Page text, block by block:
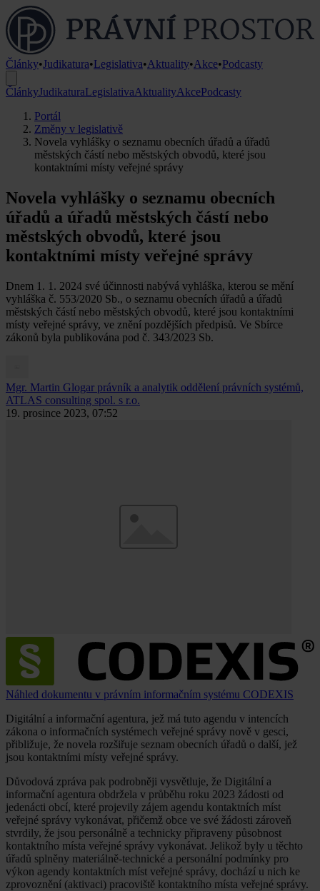
Články•Judikatura•Legislativa•Aktuality•Akce•Podcasty
ČlánkyJudikaturaLegislativaAktualityAkcePodcasty
Portál
Změny v legislativě
Novela vyhlášky o seznamu obecních úřadů a úřadů
městských částí nebo městských obvodů, které jsou
kontaktními místy veřejné správy
Novela vyhlášky o seznamu obecních
úřadů a úřadů městských částí nebo
městských obvodů, které jsou
kontaktními místy veřejné správy
Dnem 1. 1. 2024 své účinnosti nabývá vyhláška, kterou se mění
vyhláška č. 553/2020 Sb., o seznamu obecních úřadů a úřadů
městských částí nebo městských obvodů, které jsou kontaktními
místy veřejné správy, ve znění pozdějších předpisů. Ve Sbírce
zákonů byla publikována pod č. 343/2023 Sb.
Mgr. Martin Glogar právník a analytik oddělení právních systémů,
ATLAS consulting spol. s r.o.
19. prosince 2023, 07:52
Náhled dokumentu v právním informačním systému CODEXIS
Digitální a informační agentura, jež má tuto agendu v intencích
zákona o informačních systémech veřejné správy nově v gesci,
přibližuje, že novela rozšiřuje seznam obecních úřadů o další, jež
jsou kontaktními místy veřejné správy.
Důvodová zpráva pak podrobněji vysvětluje, že Digitální a
informační agentura obdržela v průběhu roku 2023 žádosti od
jedenácti obcí, které projevily zájem agendu kontaktních míst
veřejné správy vykonávat, přičemž obce ve své žádosti zároveň
stvrdily, že jsou personálně a technicky připraveny působnost
kontaktního místa veřejné správy vykonávat. Jelikož byly u těchto
úřadů splněny materiálně-technické a personální podmínky pro
výkon agendy kontaktních míst veřejné správy, dochází u nich ke
zprovoznění (aktivaci) pracoviště kontaktního místa veřejné správy.